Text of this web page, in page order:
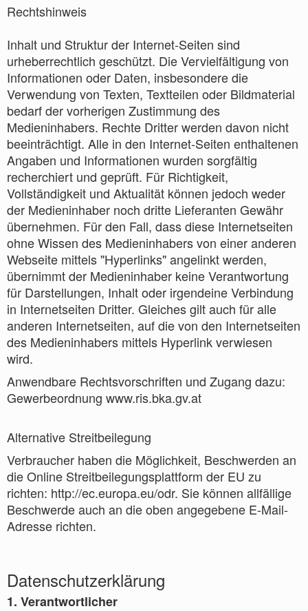
Rechtshinweis
Inhalt und Struktur der Internet-Seiten sind
urheberrechtlich geschützt. Die Vervielfältigung von
Informationen oder Daten, insbesondere die
Verwendung von Texten, Textteilen oder Bildmaterial
bedarf der vorherigen Zustimmung des
Medieninhabers. Rechte Dritter werden davon nicht
beeinträchtigt. Alle in den Internet-Seiten enthaltenen
Angaben und Informationen wurden sorgfältig
recherchiert und geprüft. Für Richtigkeit,
Vollständigkeit und Aktualität können jedoch weder
der Medieninhaber noch dritte Lieferanten Gewähr
übernehmen. Für den Fall, dass diese Internetseiten
ohne Wissen des Medieninhabers von einer anderen
Webseite mittels "Hyperlinks" angelinkt werden,
übernimmt der Medieninhaber keine Verantwortung
für Darstellungen, Inhalt oder irgendeine Verbindung
in Internetseiten Dritter. Gleiches gilt auch für alle
anderen Internetseiten, auf die von den Internetseiten
des Medieninhabers mittels Hyperlink verwiesen
wird.
Anwendbare Rechtsvorschriften und Zugang dazu:
Gewerbeordnung www.ris.bka.gv.at
Alternative Streitbeilegung
Verbraucher haben die Möglichkeit, Beschwerden an
die Online Streitbeilegungsplattform der EU zu
richten: http://ec.europa.eu/odr. Sie können allfällige
Beschwerde auch an die oben angegebene E-Mail-
Adresse richten.
Datenschutzerklärung
1. Verantwortlicher